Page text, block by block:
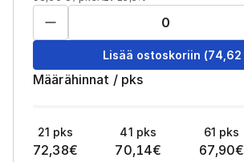
Lisää ostoskoriin (74,62
Määrähinnat / pks
21 pks
72,38€
41 pks
70,14€
61 pks
67,90€